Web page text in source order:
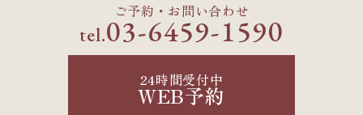
ご予約・お問い合わせ
tel.03-6459-1590
24時間受付中
WEB予約